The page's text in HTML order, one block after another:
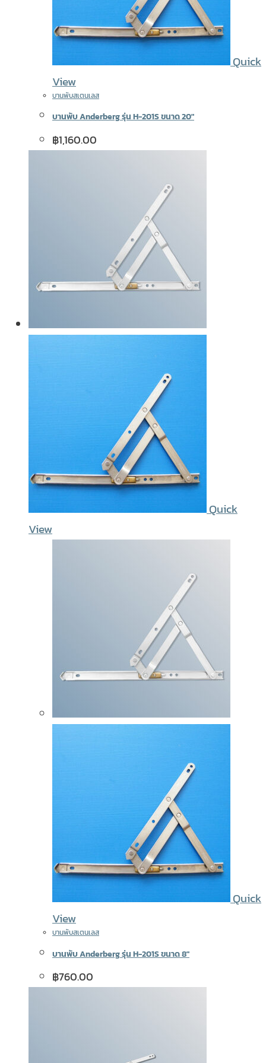
Quick
View
บานพับสเตนเลส
บานพับ Anderberg รุ่น H-201S ขนาด 20″
฿1,160.00
Quick
View
Quick
View
บานพับสเตนเลส
บานพับ Anderberg รุ่น H-201S ขนาด 8″
฿760.00